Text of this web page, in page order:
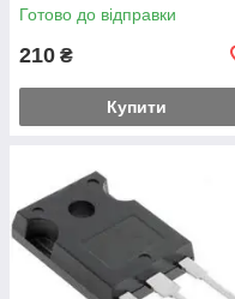
Готово до відправки
210 ₴
Купити